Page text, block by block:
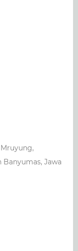
Banyumas, Jawa